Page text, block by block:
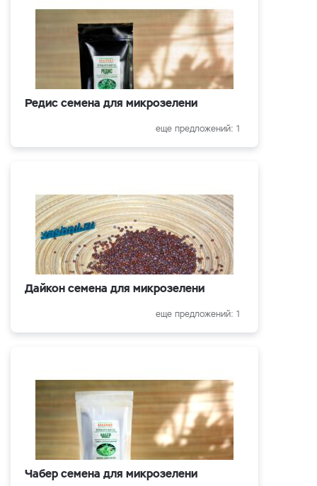
Редис семена для микрозелени
еще предложений: 1
Дайкон семена для микрозелени
еще предложений: 1
Чабер семена для микрозелени